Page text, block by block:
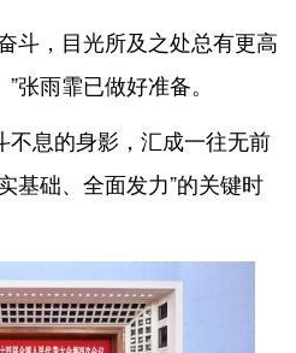
，目光所及之处总有更高
张雨霏已做好准备。
息的身影，汇成一往无前
基础、全面发力”的关键时